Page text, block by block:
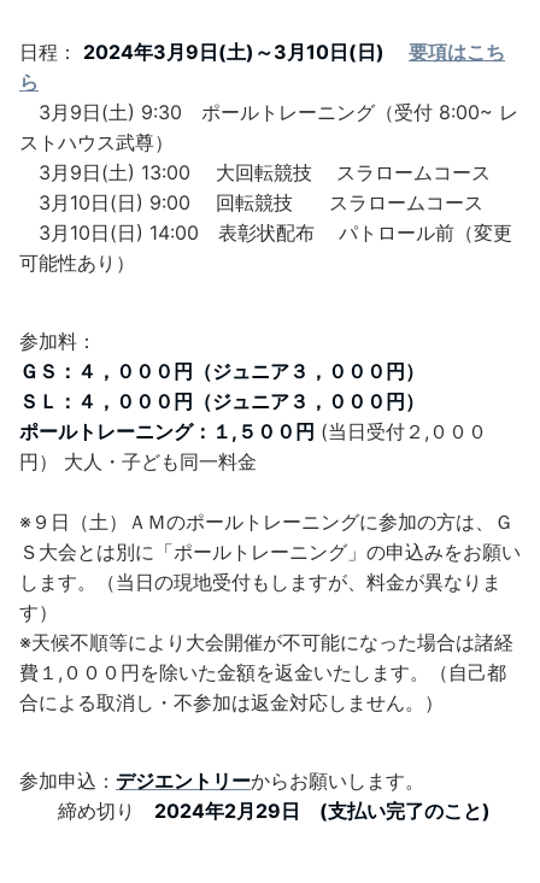
日程： 2024年3月9日(土)～3月10日(日)
要項はこち
ら
3月9日(土) 9:30 ポールトレーニング（受付 8:00~ レ
ストハウス武尊）
3月9日(土) 13:00 大回転競技 スラロームコース
3月10日(日) 9:00 回転競技 スラロームコース
3月10日(日) 14:00 表彰状配布 パトロール前（変更
可能性あり）
参加料：
ＧＳ：４，０００円（ジュニア３，０００円）
ＳＬ：４，０００円（ジュニア３，０００円）
ポールトレーニング：１,５００円 (当日受付２,０００
円） 大人・子ども同一料金
※９日（土）ＡＭのポールトレーニングに参加の方は、Ｇ
Ｓ大会とは別に「ポールトレーニング」の申込みをお願い
します。（当日の現地受付もしますが、料金が異なりま
す）
※天候不順等により大会開催が不可能になった場合は諸経
費１,０００円を除いた金額を返金いたします。（自己都
合による取消し・不参加は返金対応しません。）
参加申込： デジエントリーからお願いします。
締め切り 2024年2月29日 (支払い完了のこと)